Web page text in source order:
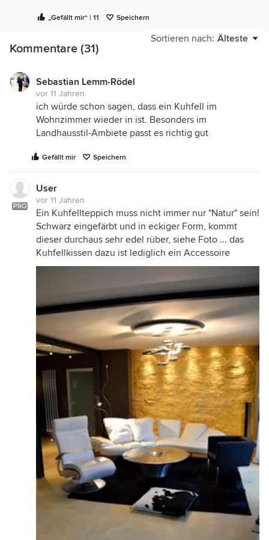
„Gefällt mir“ | 11 Speichern
Sortieren nach: Älteste
Kommentare (31)
Sebastian Lemm-Rödel
vor 11 Jahren
ich würde schon sagen, dass ein Kuhfell im
Wohnzimmer wieder in ist. Besonders im
Landhausstil-Ambiete passt es richtig gut
Gefällt mir Speichern
PRO
User
vor 11 Jahren
Ein Kuhfellteppich muss nicht immer nur "Natur" sein!
Schwarz eingefärbt und in eckiger Form, kommt
dieser durchaus sehr edel rüber, siehe Foto ... das
Kuhfellkissen dazu ist lediglich ein Accessoire